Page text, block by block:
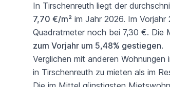
In Tirschenreuth liegt der
7,70 €/m² im Jahr 2026. Im
Quadratmeter noch bei 7,30 €. Die
zum Vorjahr um 5,48% gestiegen.
Verglichen mit anderen
in Tirschenreuth zu mieten als im